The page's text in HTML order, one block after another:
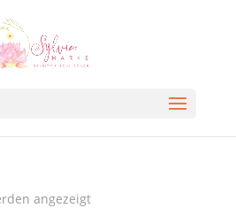
angezeigt